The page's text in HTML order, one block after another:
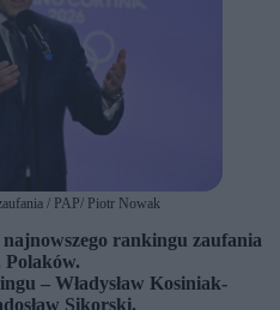
/ PAP/ Piotr Nowak
rankingu zaufania
Polaków.
– Władysław Kosiniak-
Sikorski.